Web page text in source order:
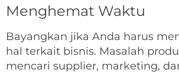
Menghemat Waktu
Bayangkan jika Anda harus
hal terkait bisnis. Masalah
mencari supplier, marketing,